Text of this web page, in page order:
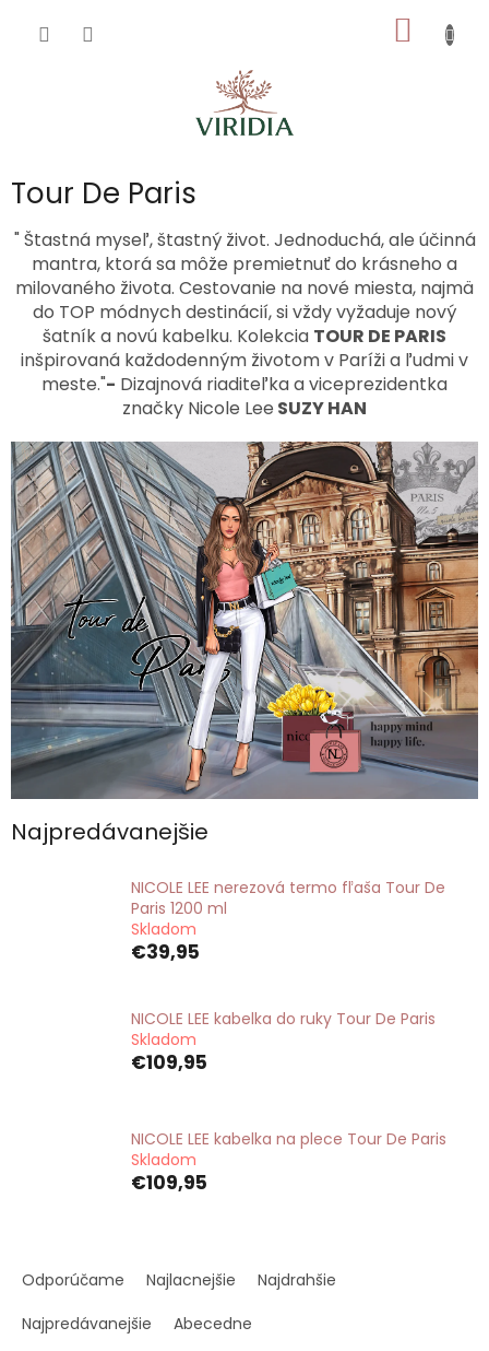
KOŠÍK
Tour De Paris
" Štastná myseľ, štastný život. Jednoduchá, ale účinná
mantra, ktorá sa môže premietnuť do krásneho a
milovaného života. Cestovanie na nové miesta, najmä
do TOP módnych destinácií, si vždy vyžaduje nový
šatník a novú kabelku. Kolekcia TOUR DE PARIS
inšpirovaná každodenným životom v Paríži a ľudmi v
meste."- Dizajnová riaditeľka a viceprezidentka
značky Nicole Lee SUZY HAN
Najpredávanejšie
NICOLE LEE nerezová termo fľaša Tour De
Paris 1200 ml
Skladom
€39,95
NICOLE LEE kabelka do ruky Tour De Paris
Skladom
€109,95
NICOLE LEE kabelka na plece Tour De Paris
Skladom
€109,95
a
e
Odporúčame Najlacnejšie
Najdrahšie
Najpredávanejšie
Abecedne